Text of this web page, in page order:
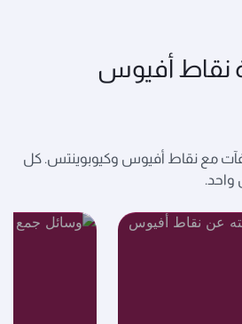
نقاط أفيوس
مع نقاط أفيوس وكيوبوينتس. كل
واحد.